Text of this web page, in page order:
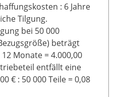
: 6 Jahre
Tilgung.
bei 50 000
beträgt
Monate = 4.000,00
entfällt eine
€ : 50 000 Teile = 0,08